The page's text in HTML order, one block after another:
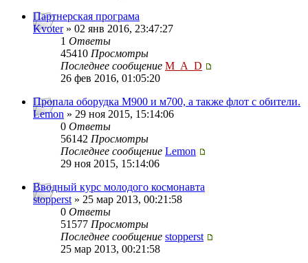
Партнерская програма
Kvoter» 02 янв 2016, 23:47:27
1 Ответы
45410 Просмотры
Последнее сообщение M_A_D
26 фев 2016, 01:05:20
Пропала оборудка М900 и м700, а также флот с обители.
Lemon » 29 ноя 2015, 15:14:06
0 Ответы
56142 Просмотры
Последнее сообщение Lemon
29 ноя 2015, 15:14:06
Вводный курс молодого космонавта
stopperst » 25 мар 2013, 00:21:58
0 Ответы
51577 Просмотры
Последнее сообщение stopperst
25 мар 2013, 00:21:58